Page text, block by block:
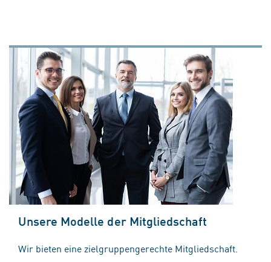
Unsere Modelle der Mitgliedschaft
Wir bieten eine zielgruppengerechte Mitgliedschaft.